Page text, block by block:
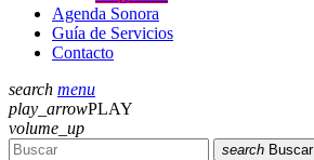
Agenda Sonora
Guía de Servicios
Contacto
search menu
play_arrowPLAY
volume_up
search Buscar